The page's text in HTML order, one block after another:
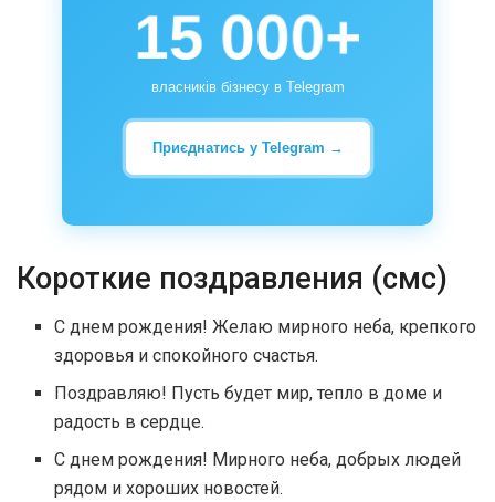
15 000+
власників бізнесу в Telegram
Приєднатись у Telegram →
Короткие поздравления (смс)
С днем рождения! Желаю мирного неба, крепкого
здоровья и спокойного счастья.
Поздравляю! Пусть будет мир, тепло в доме и
радость в сердце.
С днем рождения! Мирного неба, добрых людей
рядом и хороших новостей.